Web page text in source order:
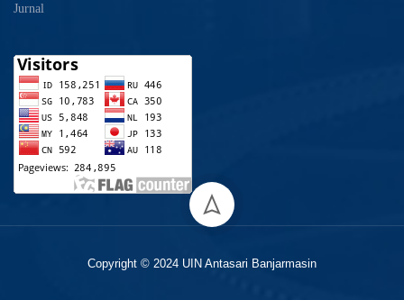
Jurnal
Copyright © 2024 UIN Antasari Banjarmasin